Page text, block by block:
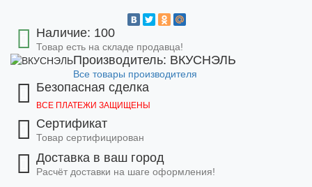
Наличие: 100
Товар есть на складе продавца!
Производитель: ВКУСНЭЛЬ
Все товары производителя
Безопасная сделка
ВСЕ ПЛАТЕЖИ ЗАЩИЩЕНЫ
Сертификат
Товар сертифицирован
Доставка в ваш город
Расчёт доставки на шаге оформления!